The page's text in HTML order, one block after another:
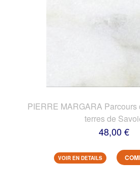
PIERRE MARGARA Parcours
terres de
48,00 €
VOIR EN DETAILS